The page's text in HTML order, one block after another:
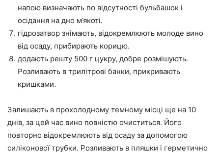
напою визначають по відсутності бульбашок і
осідання на дно м’якоті.
гідрозатвор знімають, відокремлюють молоде вино
від осаду, прибирають корицю.
додають решту 500 г цукру, добре розмішують.
Розливають в трилітрові банки, прикривають
кришками.
Залишають в прохолодному темному місці ще на 10
днів, за цей час вино повністю очиститься. Його
повторно відокремлюють від осаду за допомогою
силіконової трубки. Розливають в пляшки і герметично